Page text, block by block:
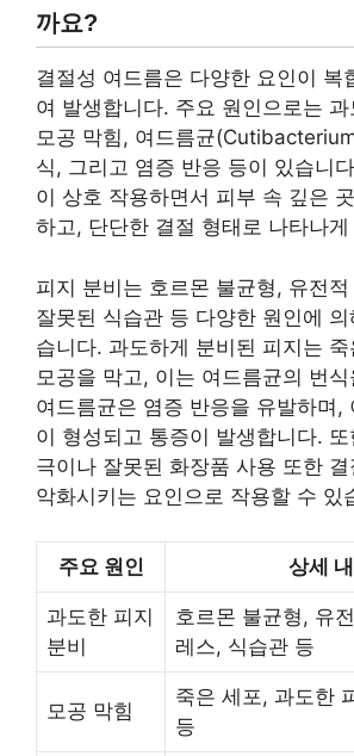
까요?
결절성 여드름은 다양한 요인이 복
여 발생합니다. 주요 원인으로는
모공 막힘, 여드름균
식, 그리고 염증 반응 등이 있습니
이 상호 작용하면서 피부 속 깊은
하고, 단단한 결절 형태로 나타나게
피지 분비는 호르몬 불균형, 유전
잘못된 식습관 등 다양한 원인에
습니다. 과도하게 분비된 피지는
모공을 막고, 이는 여드름균의 번
여드름균은 염증 반응을 유발하며,
이 형성되고 통증이 발생합니다.
극이나 잘못된 화장품 사용 또한
악화시키는 요인으로 작용할 수 있
주요 원인 상세
과도한 피지
분비
호르몬 불균형, 유
레스, 식습관 등
모공 막힘
죽은 세포, 과도한
등